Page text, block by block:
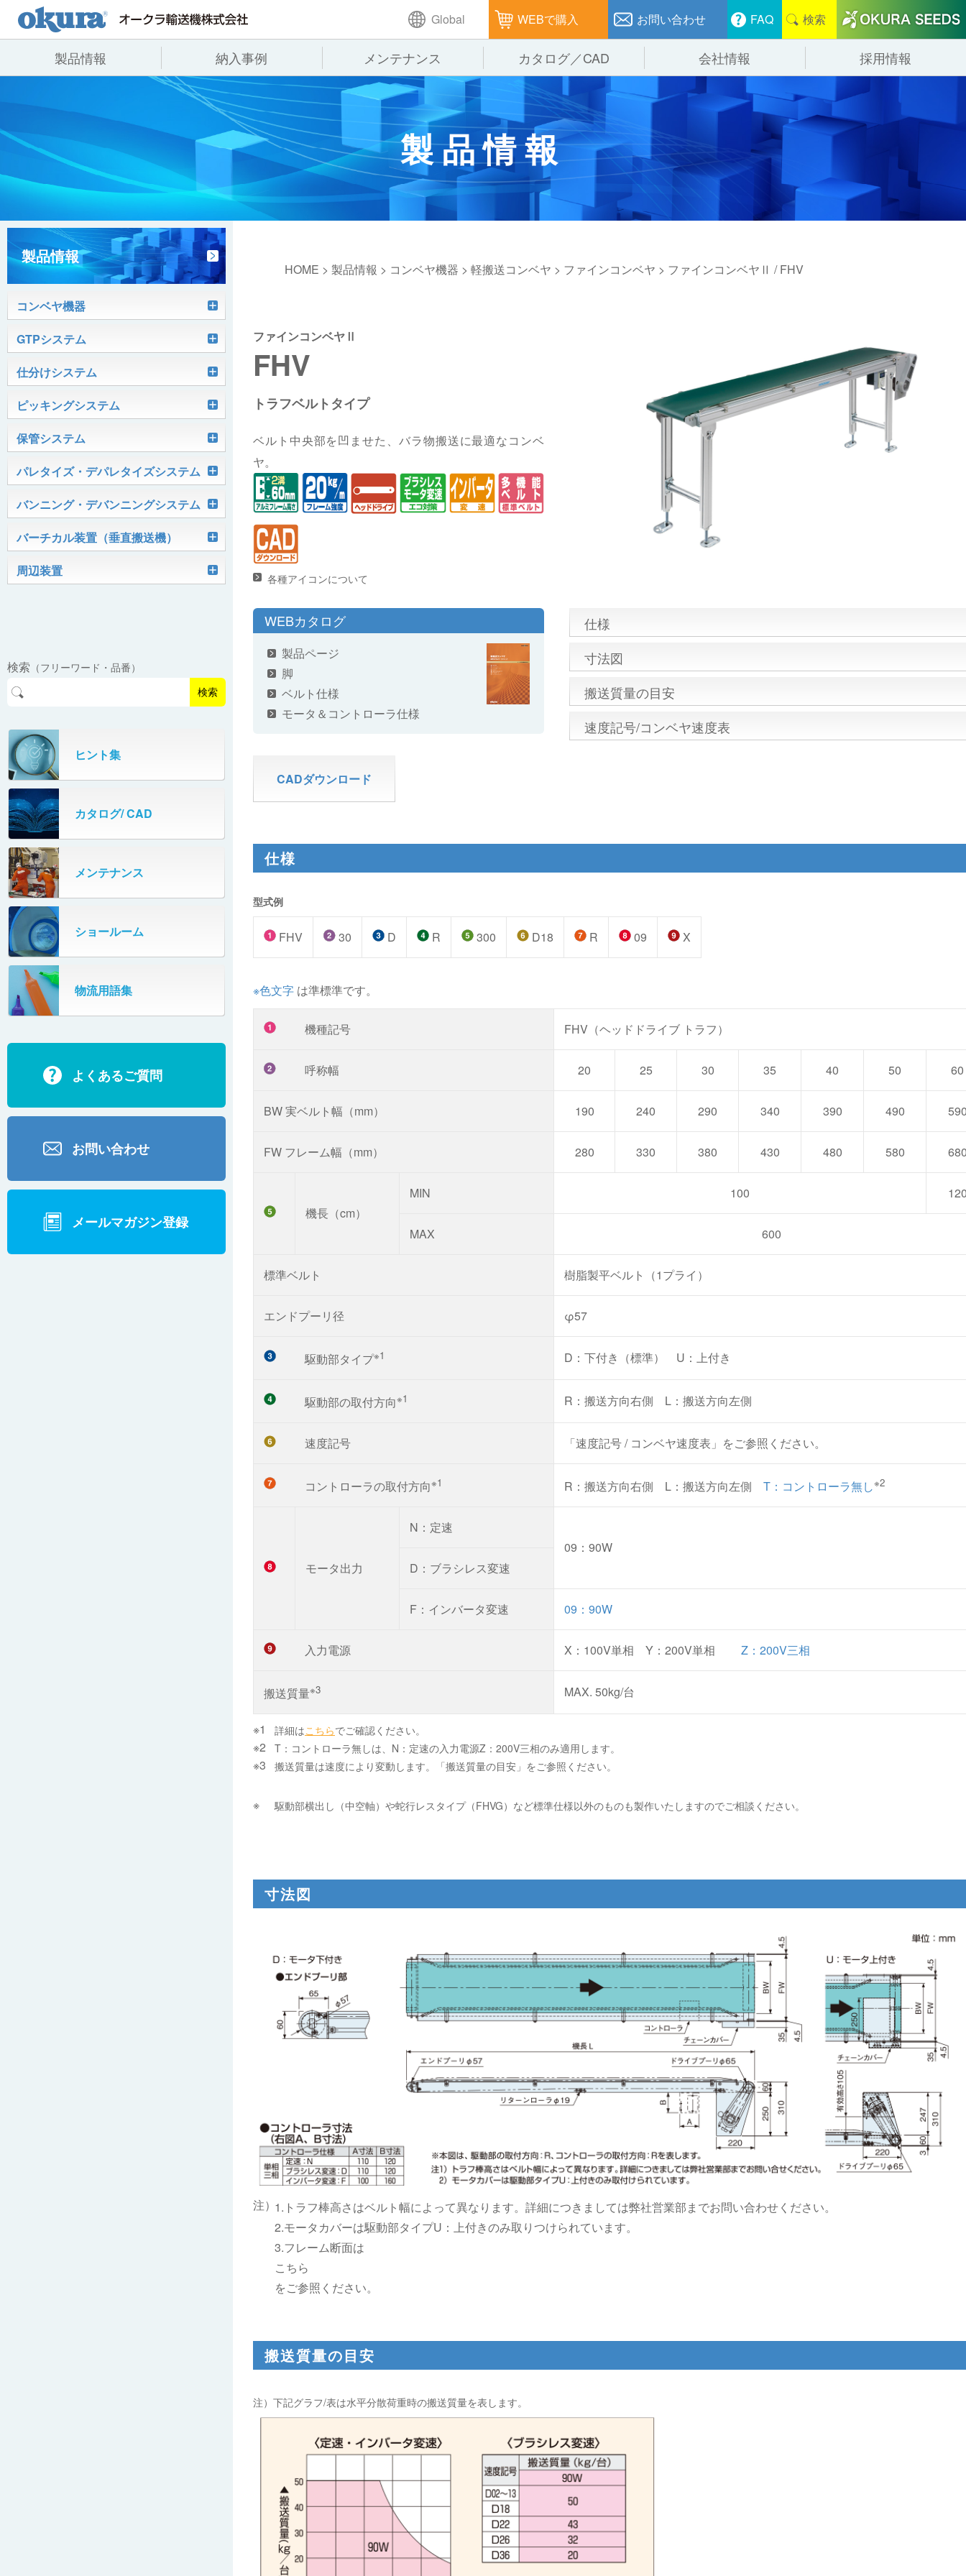
Global WEBで購入 お問い合わせ FAQ 検索
製品情報
製品情報
コンベヤ機器
コンベヤ機器を探す
用途から探す
ヒント集
GTPシステム 仕分けシステム
ピッキングシステム 保管システム
パレタイズ・デパレタイズシステム バンニング・デバンニングシステム
納入事例
納入事例
全業種 製造 物流
飲料 通販 食品
メンテナンス カタログ／CAD
会社情報
会社情報
代表あいさつ 企業理念 会社概要
事業所一覧 オークラグループ 事業紹介
沿革 オークラの取組み
採用情報
製品情報
製品情報
コンベヤ機器
軽搬送コンベヤ
ベルコンミニ
ファインコンベヤ
マグネット駆動コンベヤ
ジャブコン®
プラスチックベルトコンベヤ
オークラ キャリーライン®
ケース搬送コンベヤ
ユニコンV
ユニコンJr
クールコンベヤ®Ⅱ
チェーン駆動ローラコンベヤ
チェーン駆動ローラ単体
パレットコンベヤ
グラビティコンベヤ
ローラコンベヤ
ホイールコンベヤ
フリーカーブコンベヤ
モータローラ＆コンベヤ
モータローラ単体
モータローラコンベヤ
マテハン機器
オークラホッパー
ポータブルクレーン
OKベルコン（スタンダードタイプ）
生産終了品
GTPシステム
Skypod®（スカイポッド）
AGVシステム
OKURUN® /TW300
仕分けシステム
ユニソーター
ハイスピードソーター
ディスクソーター
アングルソーター
クロスベルトソーター（汎用タイプ）
ピッキングシステム
PTIシステム
ピカトルシリーズ
HASS（ハズ）シリーズ
ピックティーチャシステム
バラピッキングロボットシステム
保管システム
Quick Shuttle®
パレタイズ・デパレタイズシステム
ロボットパレタイザ
ロボットパレタイザAi1800Ⅱ-C
ロボットパレタイザAi1800Ⅱ
ビジョンパレタイズシステム
ビジョンデパレタイズシステム
PHC80L
ガントレーパレタイザ
PHC350・PHC330
PZC150・PZC110
DHC350
667
SR802
ECD500A・ECD800・ECD1500
ECD2700
BD200・BD1000
バンニング・デバンニングシステム
トラックローダ「TL-2P」
伸縮ベルトコンベヤ
バーチカル装置（垂直搬送機）
ミニパーフェ® / VCS-Z
パーフェクトベヤー® / PV（スチール
製）
パーフェクトベヤー® / AP（アルミ
タテコン® / TC
周辺装置
オリプナー
高速転換機
スタッカ&アンスタッカ
米袋自動投入装置
フローラック自動補充装置
牛乳パック自動投入装置
ターンコンベヤ
マルチレーンダイバータ®
カーゴタイザ
検索 （フリーワード・品番）
検索
ヒント集
カタログ/ CAD
メンテナンス
ショールーム
物流用語集
よくあるご質問
お問い合わせ
メールマガジン登録
HOME > 製品情報 > コンベヤ機器 > 軽搬送コンベヤ > ファインコンベヤ > ファインコンベヤⅡ / FHV
ファインコンベヤⅡ
FHV
トラフベルトタイプ
ベルト中央部を凹ませた、バラ物搬送に最適なコンベ
ヤ。
各種アイコンについて
WEBカタログ
製品ページ
脚
ベルト仕様
モータ＆コントローラ仕様
CADダウンロード
仕様
寸法図
搬送質量の目安
速度記号/コンベヤ速度表
仕様
型式例
FHV 30 D R 300 D18 R 09 X
※色文字 は準標準です。
機種記号 FHV（ヘッドドライブ トラフ）
呼称幅 20 25 30 35 40 50 60
BW 実ベルト幅（mm） 190 240 290 340 390 490
FW フレーム幅（mm） 280 330 380 430 480 580
機長（cm）
MIN 100
MAX 600
標準ベルト 樹脂製平ベルト（1プライ）
エンドプーリ径 φ57
駆動部タイプ※1 D：下付き（標準） U：上付き
駆動部の取付方向※1 R：搬送方向右側 L：搬送方向左側
速度記号 「速度記号 / コンベヤ速度表」をご参照ください。
コントローラの取付方向※1 R：搬送方向右側 L：搬送方向左側 T：コントローラ無し※2
モータ出力
N：定速
09：90W
D：ブラシレス変速
F：インバータ変速 09：90W
入力電源 X：100V単相 Y：200V単相 Z：200V三相
搬送質量※3 MAX. 50kg/台
詳細はこちらでご確認ください。
T：コントローラ無しは、N：定速の入力電源Z：200V三相のみ適用します。
搬送質量は速度により変動します。「搬送質量の目安」をご参照ください。
駆動部横出し（中空軸）や蛇行レスタイプ（FHVG）など標準仕様以外のものも製作いたしますのでご相談ください。
寸法図
1.トラフ棒高さはベルト幅によって異なります。詳細につきましては弊社営業部までお問い合わせください。
2.モータカバーは駆動部タイプU：上付きのみ取りつけられています。
3.フレーム断面は
こちら
をご参照ください。
搬送質量の目安
注）下記グラフ/表は水平分散荷重時の搬送質量を表します。